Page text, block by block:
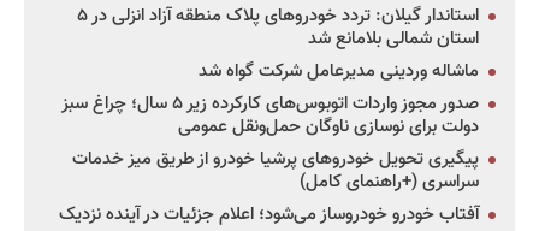
استاندار گیلان: تردد خودروهای پلاک منطقه آزاد انزلی در ۵
استان شمالی بلامانع شد
ماشاله وردینی مدیرعامل شرکت گواه شد
صدور مجوز واردات اتوبوس‌های کارکرده زیر ۵ سال؛ چراغ سبز
دولت برای نوسازی ناوگان حمل‌ونقل عمومی
پیگیری تحویل خودروهای پرشیا خودرو از طریق میز خدمات
سراسری (+راهنمای کامل)
آفتاب خودرو خودروساز می‌شود؛ اعلام جزئیات در آینده نزدیک